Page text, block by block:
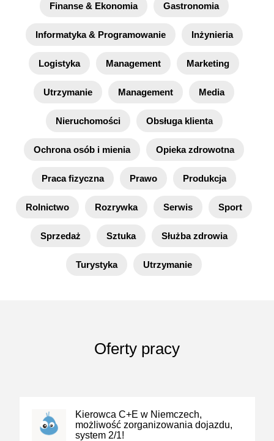
Finanse & Ekonomia Gastronomia
Informatyka & Programowanie Inżynieria
Logistyka Management Marketing
Utrzymanie Management Media
Nieruchomości Obsługa klienta
Ochrona osób i mienia Opieka zdrowotna
Praca fizyczna Prawo Produkcja
Rolnictwo Rozrywka Serwis Sport
Sprzedaż Sztuka Służba zdrowia
Turystyka Utrzymanie
Oferty pracy
Kierowca C+E w Niemczech,
możliwość zorganizowania dojazdu,
system 2/1!